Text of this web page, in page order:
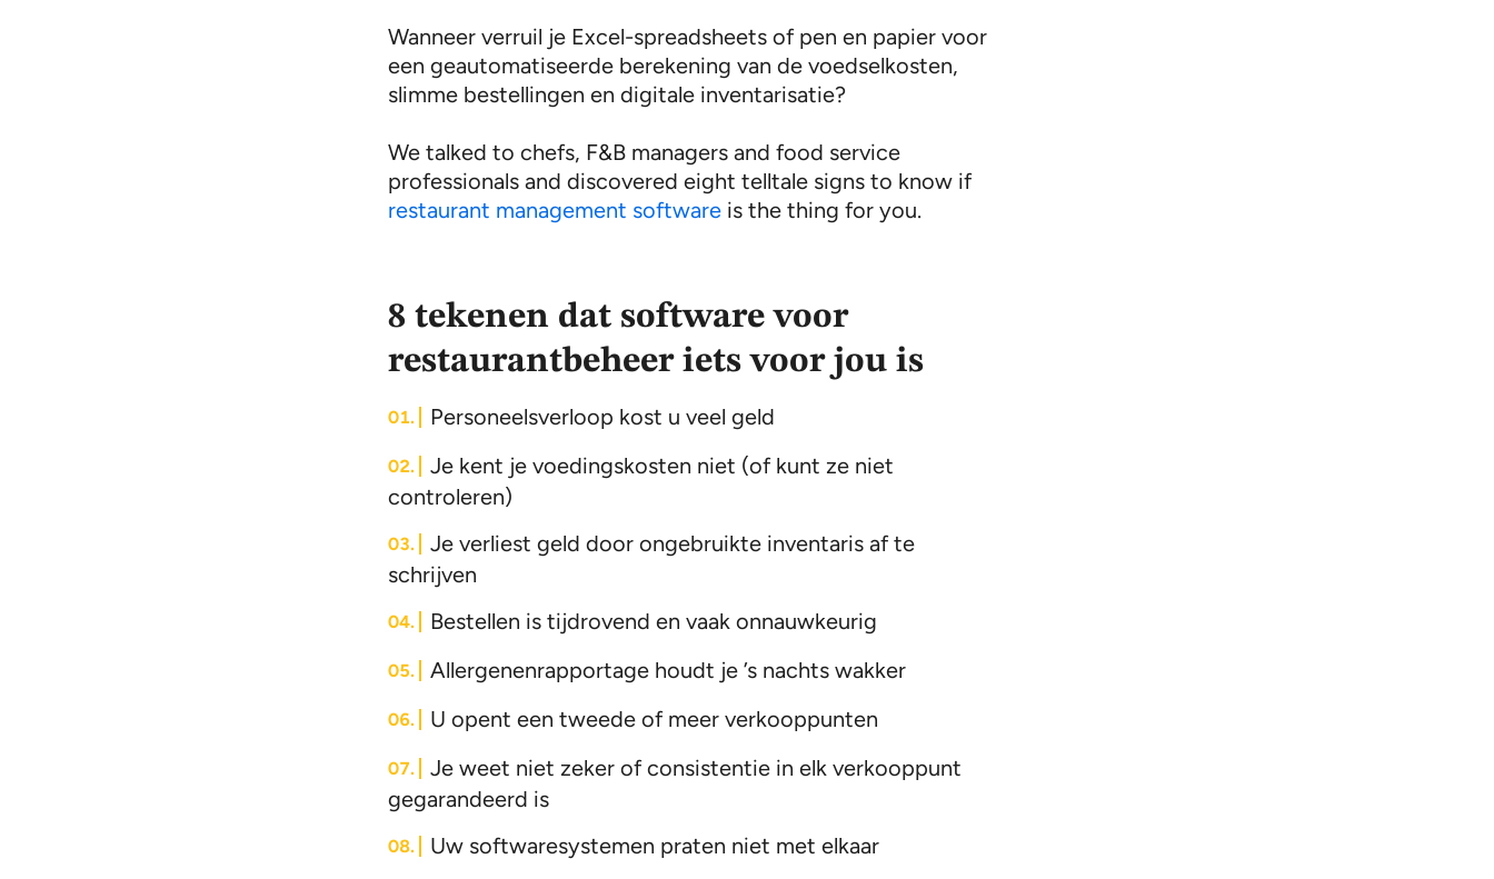
Wanneer verruil je Excel-spreadsheets of pen en papier voor
een geautomatiseerde berekening van de voedselkosten,
slimme bestellingen en digitale inventarisatie?
We talked to chefs, F&B managers and food service
professionals and discovered eight telltale signs to know if
restaurant management software is the thing for you.
8 tekenen dat software voor
restaurantbeheer iets voor jou is
Personeelsverloop kost u veel geld
Je kent je voedingskosten niet (of kunt ze niet
controleren)
Je verliest geld door ongebruikte inventaris af te
schrijven
Bestellen is tijdrovend en vaak onnauwkeurig
Allergenenrapportage houdt je ’s nachts wakker
U opent een tweede of meer verkooppunten
Je weet niet zeker of consistentie in elk verkooppunt
gegarandeerd is
Uw softwaresystemen praten niet met elkaar